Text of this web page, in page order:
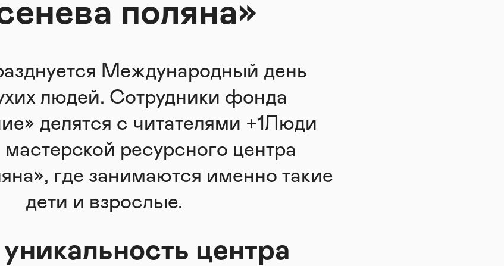
поляна»
Международный день
людей. Сотрудники фонда
делятся с читателями +1Люди
ресурсного центра
где занимаются именно такие
дети и взрослые.
центра